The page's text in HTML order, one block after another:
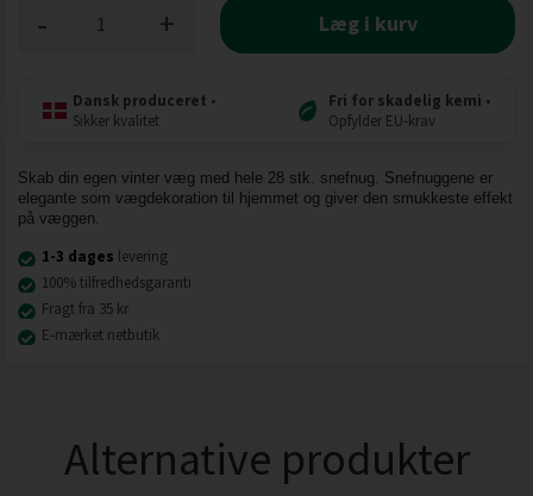
+
- Læg i kurv
Dansk produceret •
Sikker kvalitet
Fri for skadelig kemi •
Opfylder EU-krav
Skab din egen vinter væg med hele 28 stk. snefnug. Snefnuggene er
elegante som vægdekoration til hjemmet og giver den smukkeste effekt
på væggen.
1-3 dages levering
100% tilfredhedsgaranti
Fragt fra 35 kr
E-mærket netbutik
Alternative produkter